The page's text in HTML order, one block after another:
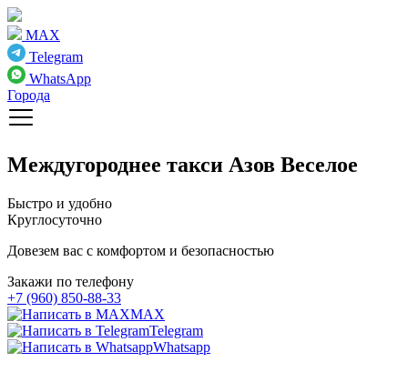
MAX
Telegram
WhatsApp
Города
Междугороднее такси Азов Веселое
Быстро и удобно
Круглосуточно
Довезем вас с комфортом и безопасностью
Закажи по телефону
+7 (960) 850-88-33
MAX
Telegram
Whatsapp